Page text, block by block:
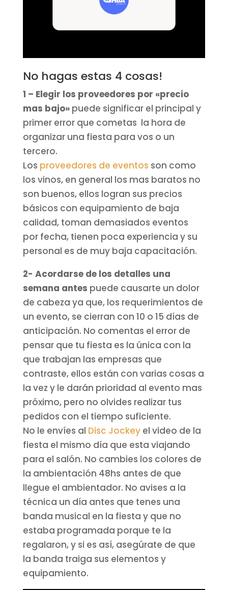
No hagas estas 4 cosas!
1 – Elegir los proveedores por «precio
mas bajo»puede significar el principal y
primer error que cometas la hora de
organizar una fiesta para vos o un
tercero.
Los proveedores de eventos son como
los vinos, en general los mas baratos no
son buenos, ellos logran sus precios
básicos con equipamiento de baja
calidad, toman demasiados eventos
por fecha, tienen poca experiencia y su
personal es de muy baja capacitación.
2- Acordarse de los detalles una
semana antes puede causarte un dolor
de cabeza ya que, los requerimientos de
un evento, se cierran con 10 o 15 días de
anticipación. No comentas el error de
pensar que tu fiesta es la única con la
que trabajan las empresas que
contraste, ellos están con varias cosas a
la vez y le darán prioridad al evento mas
próximo, pero no olvides realizar tus
pedidos con el tiempo suficiente.
No le envíes al Disc Jockeyel video de la
fiesta el mismo día que esta viajando
para el salón. No cambies los colores de
la ambientación 48hs antes de que
llegue el ambientador. No avises a la
técnica un día antes que tenes una
banda musical en la fiesta y que no
estaba programada porque te la
regalaron, y si es así, asegúrate de que
la banda traiga sus elementos y
equipamiento.